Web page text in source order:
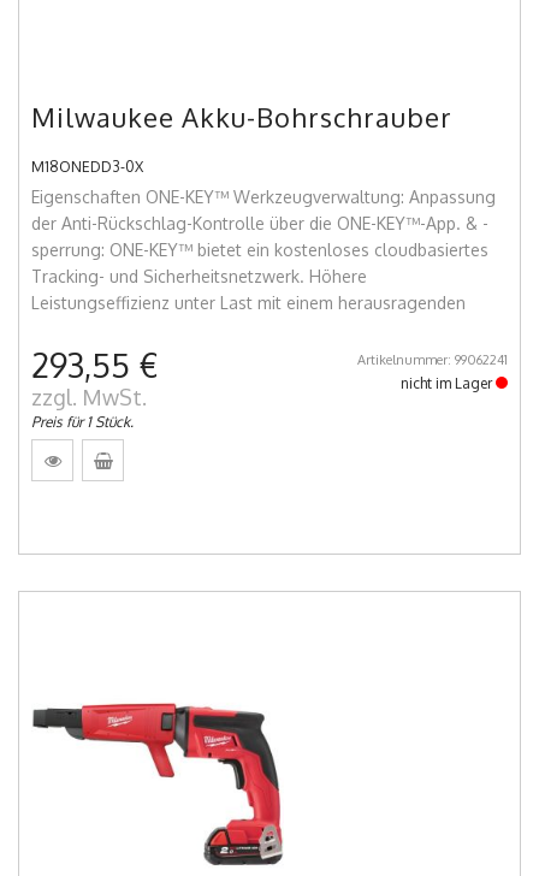
Milwaukee Akku-Bohrschrauber
M18ONEDD3-0X
Eigenschaften ONE-KEY™ Werkzeugverwaltung: Anpassung
der Anti-Rückschlag-Kontrolle über die ONE-KEY™-App. & -
sperrung: ONE-KEY™ bietet ein kostenloses cloudbasiertes
Tracking- und Sicherheitsnetzwerk. Höhere
Leistungseffizienz unter Last mit einem herausragenden
293,55 €
zzgl. MwSt.
Preis für 1 Stück.
Artikelnummer: 99062241
nicht im Lager